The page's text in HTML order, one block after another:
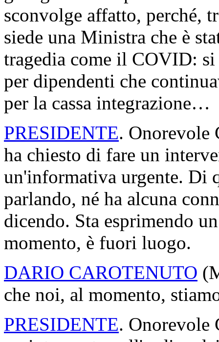
numeri da macelleria
italiani sotto la soglia di
minori e questi numeri
senso di indignazione.
Giorgia Meloni - e tutti voi
avevate la ricetta contro la
attitudinale dovreste farlo
dei deputati del gruppo
in giro gli italiani e allora è
giro gli italiani più in
sconvolge affatto, perché,
siede una Ministra che è
tragedia come il COVID:
per dipendenti che
per la cassa integrazione…